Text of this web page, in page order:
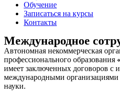
Обучение
Записаться на курсы
Контакты
Международное
Автономная некоммерческая
профессионального образования
имеет заключенных договоров с
международными организациями
науки.